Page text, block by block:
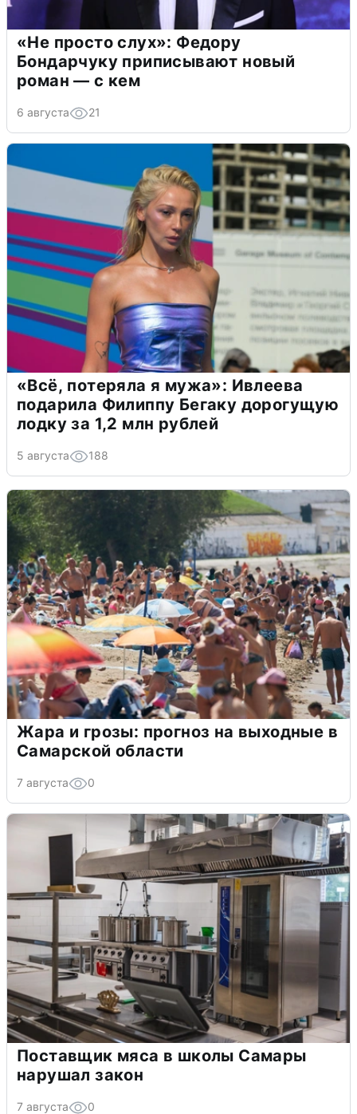
«Не просто слух»: Федору
Бондарчуку приписывают новый
роман — с кем
6 августа 21
«Всё, потеряла я мужа»: Ивлеева
подарила Филиппу Бегаку дорогущую
лодку за 1,2 млн рублей
5 августа 188
Жара и грозы: прогноз на выходные в
Самарской области
7 августа 0
Поставщик мяса в школы Самары
нарушал закон
7 августа 0